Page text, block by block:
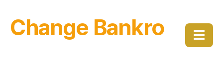
Change Bankro ☰